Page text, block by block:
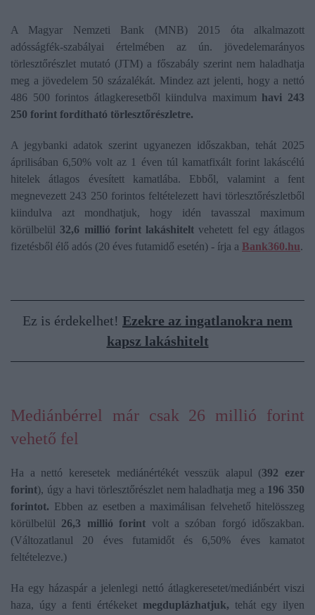
A Magyar Nemzeti Bank (MNB) 2015 óta alkalmazott
adósságfék-szabályai értelmében az ún. jövedelemarányos
törlesztőrészlet mutató (JTM) a főszabály szerint nem haladhatja
meg a jövedelem 50 százalékát. Mindez azt jelenti, hogy a nettó
486 500 forintos átlagkeresetből kiindulva maximum havi 243
250 forint fordítható törlesztőrészletre.
A jegybanki adatok szerint ugyanezen időszakban, tehát 2025
áprilisában 6,50% volt az 1 éven túl kamatfixált forint lakáscélú
hitelek átlagos évesített kamatlába. Ebből, valamint a fent
megnevezett 243 250 forintos feltételezett havi törlesztőrészletből
kiindulva azt mondhatjuk, hogy idén tavasszal maximum
körülbelül 32,6 millió forint lakáshitelt vehetett fel egy átlagos
fizetésből élő adós (20 éves futamidő esetén) - írja a Bank360.hu.
Ez is érdekelhet! Ezekre az ingatlanokra nem
kapsz lakáshitelt
Mediánbérrel már csak 26 millió forint
vehető fel
Ha a nettó keresetek mediánértékét vesszük alapul (392 ezer
forint), úgy a havi törlesztőrészlet nem haladhatja meg a 196 350
forintot. Ebben az esetben a maximálisan felvehető hitelösszeg
körülbelül 26,3 millió forint volt a szóban forgó időszakban.
(Változatlanul 20 éves futamidőt és 6,50% éves kamatot
feltételezve.)
Ha egy házaspár a jelenlegi nettó átlagkeresetet/mediánbért viszi
haza, úgy a fenti értékeket megduplázhatjuk, tehát egy ilyen